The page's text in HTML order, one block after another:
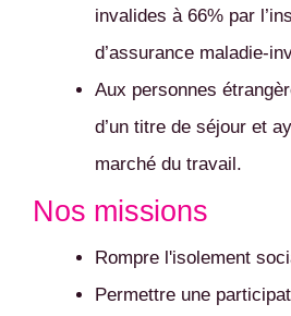
invalides à 66% par
d’assurance maladie-
Aux personnes
d’un titre de séjour et
marché du travail.
Nos missions
Rompre l'isolement
Permettre une